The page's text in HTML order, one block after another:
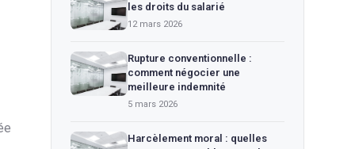
les droits du salarié
12 mars 2026
Rupture conventionnelle :
comment négocier une
meilleure indemnité
5 mars 2026
Harcèlement moral : quelles